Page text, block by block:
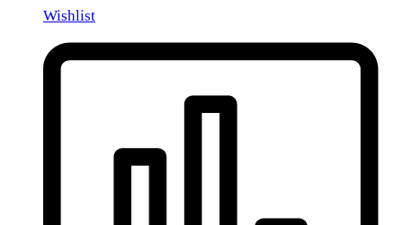
Wishlist